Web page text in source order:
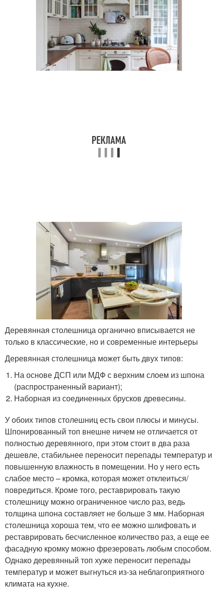
Деревянная столешница органично вписывается не
только в классические, но и современные интерьеры
Деревянная столешница может быть двух типов:
На основе ДСП или МДФ с верхним слоем из шпона
(распространенный вариант);
Наборная из соединенных брусков древесины.
У обоих типов столешниц есть свои плюсы и минусы.
Шпонированный топ внешне ничем не отличается от
полностью деревянного, при этом стоит в два раза
дешевле, стабильнее переносит перепады температур и
повышенную влажность в помещении. Но у него есть
слабое место – кромка, которая может отклеиться/
повредиться. Кроме того, реставрировать такую
столешницу можно ограниченное число раз, ведь
толщина шпона составляет не больше 3 мм. Наборная
столешница хороша тем, что ее можно шлифовать и
реставрировать бесчисленное количество раз, а еще ее
фасадную кромку можно фрезеровать любым способом.
Однако деревянный топ хуже переносит перепады
температур и может выгнуться из-за неблагоприятного
климата на кухне.